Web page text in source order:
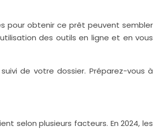
pour obtenir ce prêt peuvent sembler
des outils en ligne et en vous
de votre dossier. Préparez-vous à
selon plusieurs facteurs. En 2024, les